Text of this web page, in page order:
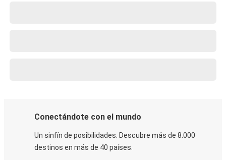
Conectándote con el mundo
Un sinfín de posibilidades. Descubre más de 8.000
destinos en más de 40 países.